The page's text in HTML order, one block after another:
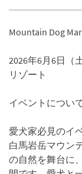
Mountain Dog
2026年6月6日（
リゾート
イベントについ
愛犬家必見のイ
白馬岩岳マウン
の自然を舞台に